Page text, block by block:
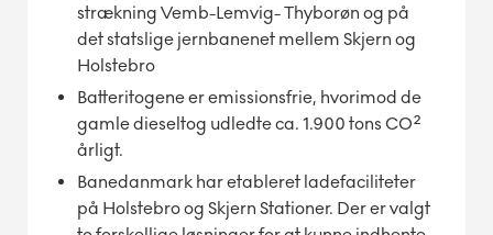
strækning Vemb-Lemvig- Thyborøn og på
det statslige jernbanenet mellem Skjern og
Holstebro
Batteritogene er emissionsfrie, hvorimod de
gamle dieseltog udledte ca. 1.900 tons CO²
årligt.
Banedanmark har etableret ladefaciliteter
på Holstebro og Skjern Stationer. Der er valgt